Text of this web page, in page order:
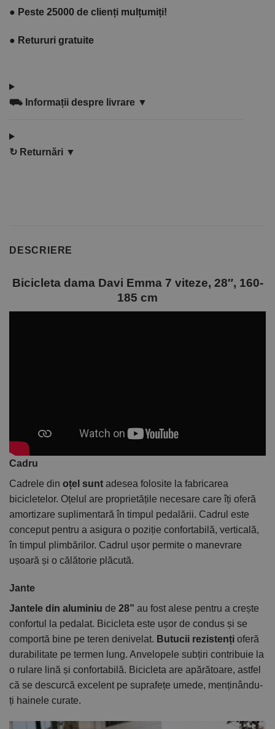
● Peste 25000 de clienți mulțumiți!
● Retururi gratuite
⛟ Informații despre livrare ▼
↻ Returnări ▼
DESCRIERE
Bicicleta dama Davi Emma 7 viteze, 28″, 160-
185 cm
Cadru
Cadrele din oțel sunt adesea folosite la fabricarea
bicicletelor. Oțelul are proprietățile necesare care îți oferă
amortizare suplimentară în timpul pedalării. Cadrul este
conceput pentru a asigura o poziție confortabilă, verticală,
în timpul plimbărilor. Cadrul ușor permite o manevrare
ușoară și o călătorie plăcută.
Jante
Jantele din aluminiu de 28” au fost alese pentru a crește
confortul la pedalat. Bicicleta este ușor de condus și se
comportă bine pe teren denivelat. Butucii rezistenți oferă
durabilitate pe termen lung. Anvelopele subțiri contribuie la
o rulare lină și confortabilă. Bicicleta are apărătoare, astfel
că se descurcă excelent pe suprafețe umede, menținându-
ți hainele curate.